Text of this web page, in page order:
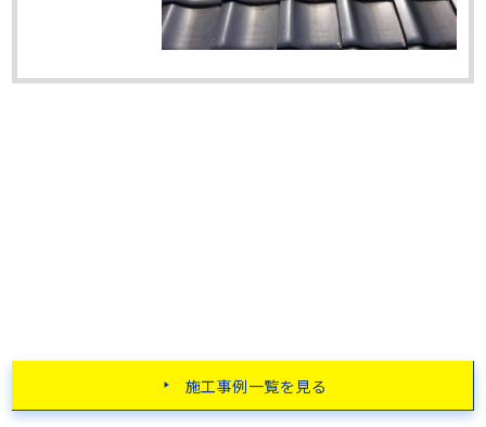
施工事例一覧を見る